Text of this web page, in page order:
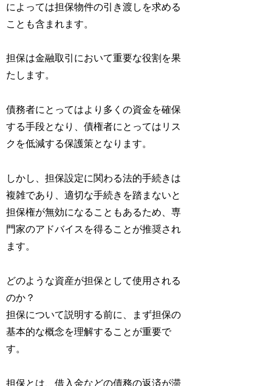
によっては担保物件の引き渡しを求める
ことも含まれます。
担保は金融取引において重要な役割を果
たします。
債務者にとってはより多くの資金を確保
する手段となり、債権者にとってはリス
クを低減する保護策となります。
しかし、担保設定に関わる法的手続きは
複雑であり、適切な手続きを踏まないと
担保権が無効になることもあるため、専
門家のアドバイスを得ることが推奨され
ます。
どのような資産が担保として使用される
のか？
担保について説明する前に、まず担保の
基本的な概念を理解することが重要で
す。
担保とは、借入金などの債務の返済が滞